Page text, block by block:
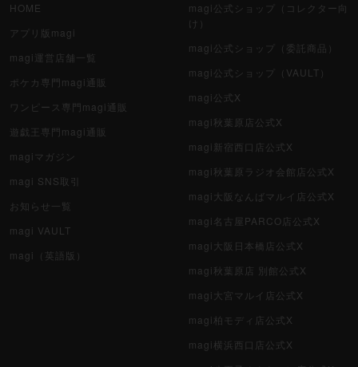
HOME
アプリ版magi
magi運営店舗一覧
ポケカ専門magi通販
ワンピース専門magi通販
遊戯王専門magi通販
magiマガジン
magi SNS取引
お知らせ一覧
magi VAULT
magi（英語版）
magi公式ショップ（コレクター向
け）
magi公式ショップ（委託商品）
magi公式ショップ（VAULT）
magi公式X
magi秋葉原店公式X
magi新宿西口店公式X
magi秋葉原ラジオ会館店公式X
magi大阪なんばマルイ店公式X
magi名古屋PARCO店公式X
magi大阪日本橋店公式X
magi秋葉原店 別館公式X
magi大宮マルイ店公式X
magi柏モディ店公式X
magi横浜西口店公式X